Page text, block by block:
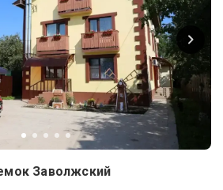
Заволжский